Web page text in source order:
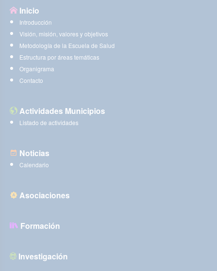
Inicio
Introducción
Visión, misión, valores y objetivos
Metodología de la Escuela de Salud
Estructura por áreas temáticas
Organigrama
Contacto
Actividades Municipios
Listado de actividades
Noticias
Calendario
Asociaciones
Formación
Investigación